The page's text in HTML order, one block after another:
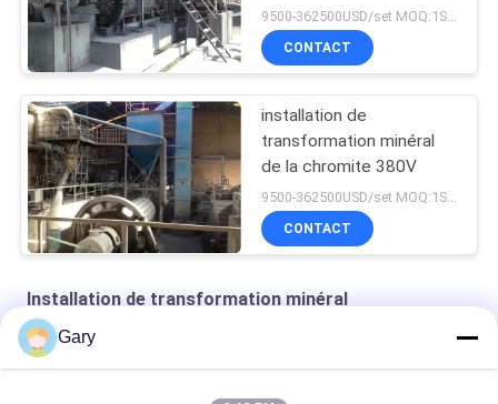
flottaison de mélange
9500-362500USD/set MOQ:1SET
CONTACT
installation de
transformation minéral
de la chromite 380V
9500-362500USD/set MOQ:1SET
CONTACT
Installation de transformation minéral
céramiques structurelles en zirconium
Gary